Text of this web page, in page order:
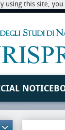
using this site,